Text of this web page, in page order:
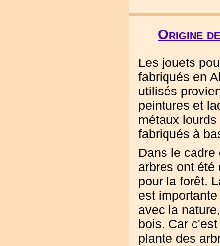
Origine
Les jouets
fabriqués en
utilisés
peintures et
métaux
fabriqués à
Dans le
arbres ont été
pour la forêt.
est
avec la
bois. Car
plante des